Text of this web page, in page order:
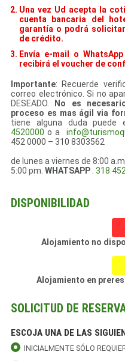
Una vez Ud acepta la
cuenta bancaria del
garantía o podrá
de crédito.
Envía e-mail o
recibirá el voucher de
Importante: Recuerde
correo electrónico. Si no
DESEADO.
No es
proceso es mas ágil via
tiene alguna duda puede
4520000 o a
452 0000 – 310 8303562
de lunes a viernes de 8:00
5:00 pm. WHATSAPP : 318
DISPONIBILIDAD
Alojamiento no
Alojamiento en
SOLICITUD DE
ESCOJA UNA DE LAS
INICIALMENTE SÓLO